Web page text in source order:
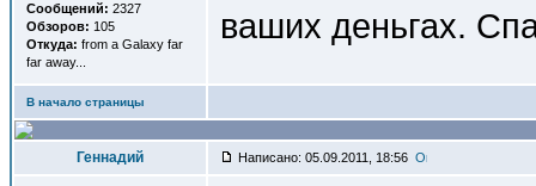
Сообщений: 2327
Обзоров: 105
Откуда: from a Galaxy far
far away...
ваших деньгах.
В начало страницы
Геннадий Написано: 05.09.2011, 18:56